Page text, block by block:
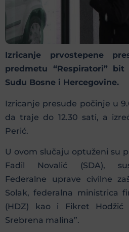
Izricanje prvostepene
predmetu “Respiratori”
Sudu Bosne i Hercegovine.
Izricanje presude počinje u
da traje do 12.30 sati, a
Perić.
U ovom slučaju optuženi su
Fadil Novalić (SDA),
Federalne uprave civilne
Solak, federalna ministrica
(HDZ) kao i Fikret Hodžić
Srebrena malina”.